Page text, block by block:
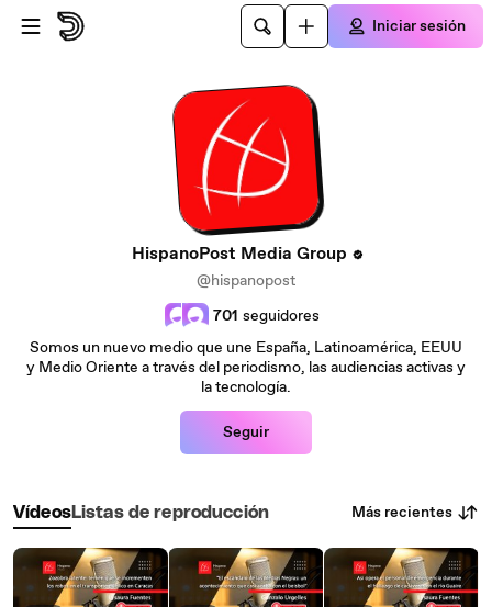
Saltar al contenido principal
Iniciar sesión
HispanoPost Media Group
@hispanopost
701 seguidores
Somos un nuevo medio que une España, Latinoamérica, EEUU
y Medio Oriente a través del periodismo, las audiencias activas y
la tecnología.
Seguir
VídeosListas de reproducción Más recientes